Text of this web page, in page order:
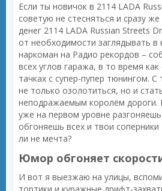
Если ты новичок в 2114 LADA
советую не стесняться и сразу
денег 2114 LADA Russian Streets
от необходимости заглядывать в
наркоман на Радио рекордов –
всех углов гаража, в то время
тачках с супер-пупер тюнингом.
не только озолотиться, но и
неподражаемым королём дороги.
уже на первом уровне
обгоняешь всех и твои
ли не мечта?
Юмор обгоняет
И вот я выезжаю на улицы,